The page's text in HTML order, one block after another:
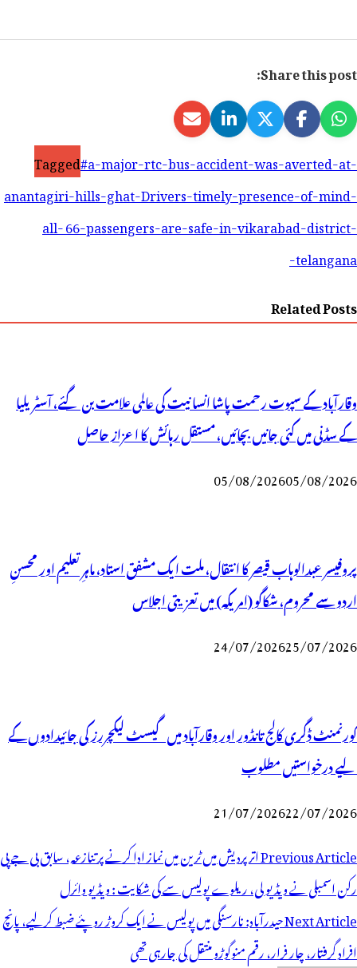
Share this post:
Tagged#a-major-rtc-bus-accident-was-averted-at-
anantagiri-hills-ghat-Drivers-timely-presence-of-mind-
all- 66-passengers-are-safe-in-vikarabad-district-
telangana-
Related Posts
وقارآباد کے سپوت رحمت پاشا انسانیت کی عالمی علامت بن گئے، آسٹریلیا
کے سڈنی میں کئی جانیں بچائیں، مستقل رہائش کا اعزاز حاصل
05/08/202605/08/2026
پروفیسر عبدالوہاب قیصر کا انتقال، ملت ایک مشفق استاد، ماہرِتعلیم اور محسنِ
اردو سے محروم، شکاگو (امریکہ) میں تعزیتی اجلاس
24/07/202625/07/2026
گورنمنٹ ڈگری کالج تانڈور اور وقارآباد میں گیسٹ لیکچررز کی جائیدادوں کے
لیے درخواستیں مطلوب
21/07/202622/07/2026
پوسٹوں
کی
نیویگیشن
Previous Articleاتر پردیش میں ٹرین میں نماز ادا کرنے پر تنازعہ، سابق بی جے پی
رکن اسمبلی نے ویڈیو لی، ریلوے پولیس سے کی شکایت : ویڈیو وائرل
Next Articleحیدرآباد: نارسنگی میں پولیس نے ایک کروڑ روپئے ضبط کرلیے، پانچ
افراد گرفتار، چار فرار، رقم منوگوڑو منتقل کی جارہی تھی